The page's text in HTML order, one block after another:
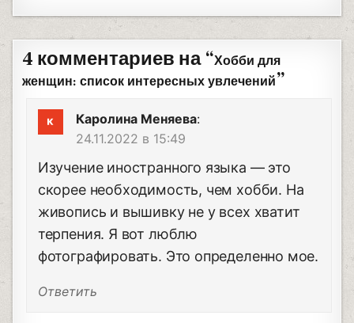
4 комментариев на “Хобби для
женщин: список интересных увлечений”
Каролина Меняева:
24.11.2022 в 15:49
Изучение иностранного языка — это
скорее необходимость, чем хобби. На
живопись и вышивку не у всех хватит
терпения. Я вот люблю
фотографировать. Это определенно мое.
Ответить